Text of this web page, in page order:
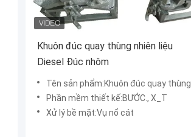
Khuôn đúc quay thùng nhiên liệu
Diesel Đúc nhôm
Tên sản phẩm:Khuôn đúc quay thùng nhiên liệu bằng nhôm
Phần mềm thiết kế:BƯỚC., X_T
Xử lý bề mặt:Vụ nổ cát